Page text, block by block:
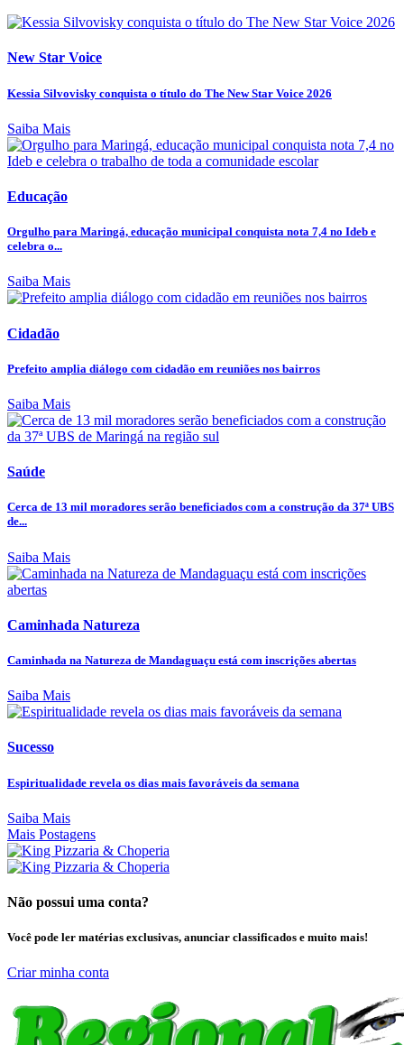
New Star Voice
Kessia Silvovisky conquista o título do The New Star Voice 2026
Saiba Mais
Educação
Orgulho para Maringá, educação municipal conquista nota 7,4 no Ideb e
celebra o...
Saiba Mais
Cidadão
Prefeito amplia diálogo com cidadão em reuniões nos bairros
Saiba Mais
Saúde
Cerca de 13 mil moradores serão beneficiados com a construção da 37ª UBS
de...
Saiba Mais
Caminhada Natureza
Caminhada na Natureza de Mandaguaçu está com inscrições abertas
Saiba Mais
Sucesso
Espiritualidade revela os dias mais favoráveis da semana
Saiba Mais
Mais Postagens
Não possui uma conta?
Você pode ler matérias exclusivas, anunciar classificados e muito mais!
Criar minha conta